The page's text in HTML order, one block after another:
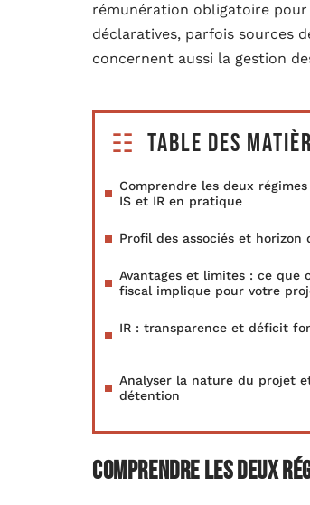
rémunération obligatoire pour
déclaratives, parfois sources
concernent aussi la gestion
Table des
Comprendre les deux
IS et IR en pratique
Profil des associés et horizon
Avantages et limites : ce que
fiscal implique pour votre
IR : transparence et déficit
Analyser la nature du projet
détention
Comprendre les deux